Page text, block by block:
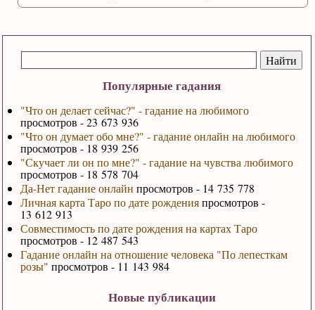
Популярные гадания
"Что он делает сейчас?" - гадание на любимого
просмотров - 23 673 936
"Что он думает обо мне?" - гадание онлайн на любимого
просмотров - 18 939 256
"Скучает ли он по мне?" - гадание на чувства любимого
просмотров - 18 578 704
Да-Нет гадание онлайн просмотров - 14 735 778
Личная карта Таро по дате рожденияпросмотров -
13 612 913
Совместимость по дате рождения на картах Таро
просмотров - 12 487 543
Гадание онлайн на отношение человека "По лепесткам
розы" просмотров - 11 143 984
Новые публикации